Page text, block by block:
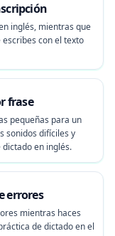
inglés, mientras que
con el texto
frase
pequeñas para un
sonidos difíciles y
en inglés.
errores
mientras haces
de dictado en el